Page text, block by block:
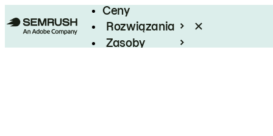
Ceny
Rozwiązania
Zasoby